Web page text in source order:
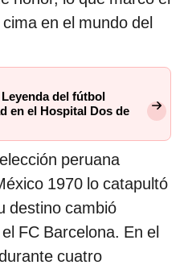
en el mundo del
del fútbol
en el Hospital Dos de
peruana
1970 lo catapultó
destino cambió
FC Barcelona. En el
cuatro